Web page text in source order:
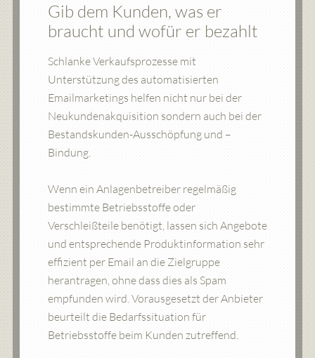
Gib dem Kunden, was er
braucht und wofür er bezahlt
Schlanke Verkaufsprozesse mit
Unterstützung des automatisierten
Emailmarketings helfen nicht nur bei der
Neukundenakquisition sondern auch bei der
Bestandskunden-Ausschöpfung und –
Bindung.
Wenn ein Anlagenbetreiber regelmäßig
bestimmte Betriebsstoffe oder
Verschleißteile benötigt, lassen sich Angebote
und entsprechende Produktinformation sehr
effizient per Email an die Zielgruppe
herantragen, ohne dass dies als Spam
empfunden wird. Vorausgesetzt der Anbieter
beurteilt die Bedarfssituation für
Betriebsstoffe beim Kunden zutreffend.